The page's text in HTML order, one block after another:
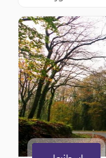
من البحر ,,
وجسر غالاطة
من